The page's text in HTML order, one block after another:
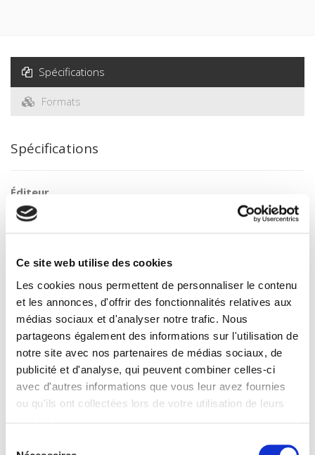
Ce site web utilise des cookies
Les cookies nous permettent de personnaliser le contenu
et les annonces, d'offrir des fonctionnalités relatives aux
médias sociaux et d'analyser notre trafic. Nous
partageons également des informations sur l'utilisation de
notre site avec nos partenaires de médias sociaux, de
publicité et d'analyse, qui peuvent combiner celles-ci
avec d'autres informations que vous leur avez fournies
ou qu'ils ont collectées lors de votre utilisation de leurs
Spécifications
Formats
Spécifications
Éditeur
Presses de Sciences Po
Collection
Académique
Langue
français
Mots clés
Afrique noire
Catégorie (éditeur)
Internet Hierarchy>Monde & sociétés >Afrique
Catégorie (éditeur)
BISAC Subject Heading